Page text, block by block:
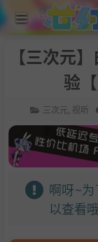
【三次元
验
三次元 视听
啊呀~
以查看